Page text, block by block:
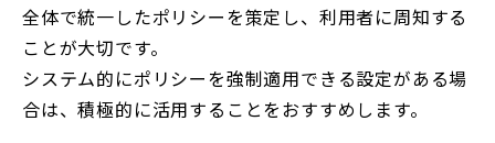
全体で統一したポリシーを策定し、利用者に周知する
ことが大切です。
システム的にポリシーを強制適用できる設定がある場
合は、積極的に活用することをおすすめします。